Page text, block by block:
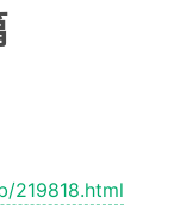
219818.html